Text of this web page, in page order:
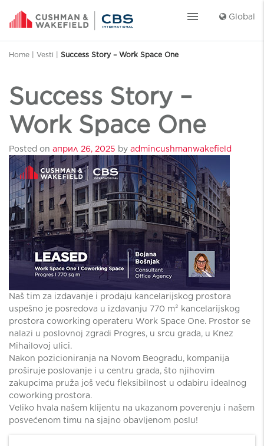
menu Global
Home Vesti Success Story – Work Space One
Success Story –
Work Space One
Posted on април 26, 2025 by admincushmanwakefield
Naš tim za izdavanje i prodaju kancelarijskog prostora
uspešno je posredova u izdavanju 770 m² kancelarijskog
prostora coworking operateru Work Space One. Prostor se
nalazi u poslovnoj zgradi Progres, u srcu grada, u Knez
Mihailovoj ulici.
Nakon pozicioniranja na Novom Beogradu, kompanija
proširuje poslovanje i u centru grada, što njihovim
zakupcima pruža još veću fleksibilnost u odabiru idealnog
coworking prostora.
Veliko hvala našem klijentu na ukazanom poverenju i našem
posvećenom timu na sjajno obavljenom poslu!